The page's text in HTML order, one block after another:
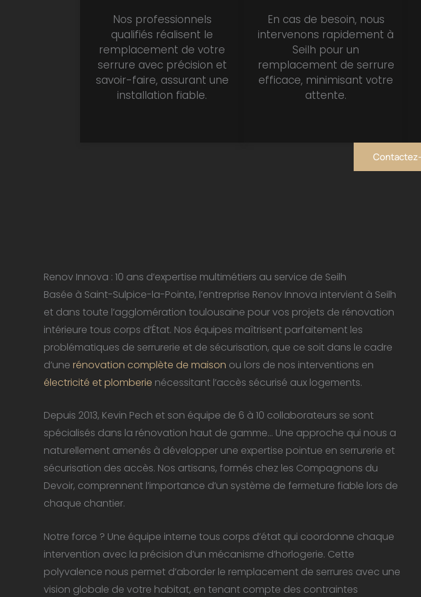
Nos professionnels
qualifiés réalisent le
remplacement de votre
serrure avec précision et
savoir-faire, assurant une
installation fiable.
En cas de besoin, nous
intervenons rapidement à
Seilh pour un
remplacement de serrure
efficace, minimisant votre
attente.
Renov Innova : 10 ans d’expertise multimétiers au service de Seilh
Basée à Saint-Sulpice-la-Pointe, l’entreprise Renov Innova intervient à Seilh
et dans toute l’agglomération toulousaine pour vos projets de rénovation
intérieure tous corps d’État. Nos équipes maîtrisent parfaitement les
problématiques de serrurerie et de sécurisation, que ce soit dans le cadre
d’une rénovation complète de maison ou lors de nos interventions en
électricité et plomberie nécessitant l’accès sécurisé aux logements.
Depuis 2013, Kevin Pech et son équipe de 6 à 10 collaborateurs se sont
spécialisés dans la rénovation haut de gamme… Une approche qui nous a
naturellement amenés à développer une expertise pointue en serrurerie et
sécurisation des accès. Nos artisans, formés chez les Compagnons du
Devoir, comprennent l’importance d’un système de fermeture fiable lors de
chaque chantier.
Notre force ? Une équipe interne tous corps d’état qui coordonne chaque
intervention avec la précision d’un mécanisme d’horlogerie. Cette
polyvalence nous permet d’aborder le remplacement de serrures avec une
vision globale de votre habitat, en tenant compte des contraintes